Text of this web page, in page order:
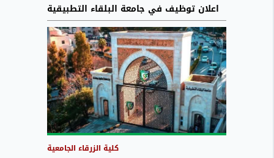
اعلان توظيف في جامعة البلقاء التطبيقية
كلية الزرقاء الجامعية